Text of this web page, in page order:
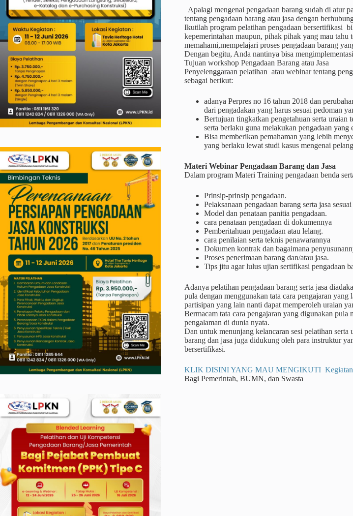
Apalagi mengenai pengadaan barang sudah di atur
tentang pengadaan barang atau jasa dengan
Ikutilah program pelatihan pengadaan bersertifikasi
kepemerintahan maupun, pihak pihak yang mau tahu
memahami,mempelajari proses pengadaan barang
Dengan begitu, Anda nantinya bisa
Tujuan workshop Pengadaan Barang atau Jasa
Penyelenggaraan pelatihan atau webinar tentang
sebagai berikut:
adanya Perpres no 16 tahun 2018 dan
dari pengadakan yang harus sesuai pedoman
Bertujuan tingkatkan pengetahuan serta uraian
serta berlaku guna melakukan pengadaan
Bisa memberikan pemahaman yang lebih
yang berlaku lewat studi kasus mengenai
Materi WebinarPengadaan Barang dan Jasa
Dalam program Materi Training pengadaan benda
Prinsip-prinsip pengadaan.
Pelaksanaan pengadaan barang serta jasa
Model dan penataan panitia pengadaan.
cara penataan pengadaan di dokumennya
Pemberitahuan pengadaan atau lelang.
cara penilaian serta teknis penawarannya
Dokumen kontrak dan bagaimana
Proses penerimaan barang dan/atau jasa.
Tips jitu agar lulus ujian sertifikasi pengadaan
Adanya pelatihan pengadaan barang serta jasa
pula dengan menggunakan tata cara pengajaran
partisipan yang lain nanti dapat memperoleh uraian
Bermacam tata cara pengajaran yang digunakan pula
pengalaman di dunia nyata.
Dan untuk menunjang kelancaran sesi pelatihan
barang dan jasa juga didukung oleh para instruktur
bersertifikasi.
KLIK DISINI YANG MAU MENGIKUTI Kegiatan
Bagi Pemerintah, BUMN, dan Swasta